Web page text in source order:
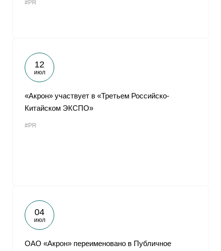
#PR
12
июл
«Акрон» участвует в «Третьем Российско-
Китайском ЭКСПО»
#PR
04
июл
ОАО «Акрон» переименовано в Публичное